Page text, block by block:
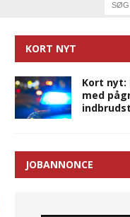
KORT NYT
Kort nyt:
med
JOBANNONCE